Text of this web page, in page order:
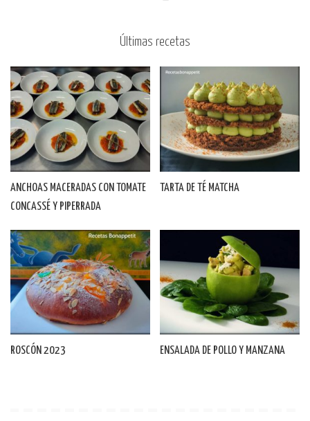
Últimas recetas
ANCHOAS MACERADAS CON TOMATE
CONCASSÉ Y PIPERRADA
TARTA DE TÉ MATCHA
ROSCÓN 2023 ENSALADA DE POLLO Y MANZANA